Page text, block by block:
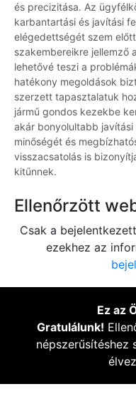
és precizitása. Az
karbantartási és javítási
elégedettségét szem
szakembereikre jellemző
lehetővé teszi a
hatékony megoldások
szerzett tapasztalatuk
jármű gondos kezekbe
akár bonyolultabb
minőségét és
visszacsatolás is
kitűnnek.
Ellenőrzött
Csak a
ezekhez az
Ez az
Gratulálunk!
népszerűsítéshez